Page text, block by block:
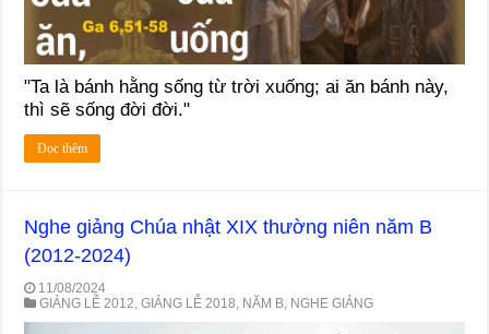
"Ta là bánh hằng sống từ trời xuống; ai ăn bánh này,
thì sẽ sống đời đời."
Đọc thêm
Nghe giảng Chúa nhật XIX thường niên năm B
(2012-2024)
11/08/2024
GIẢNG LỄ 2012,GIẢNG LỄ 2018, NĂM B, NGHE GIẢNG